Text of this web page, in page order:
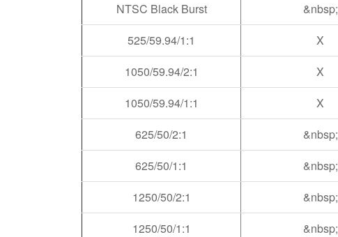
NTSC Black Burst
&nbsp;
525/59.94/1:1
X
1050/59.94/2:1
X
1050/59.94/1:1
X
625/50/2:1
&nbsp;
625/50/1:1
&nbsp;
1250/50/2:1
&nbsp;
1250/50/1:1
&nbsp;